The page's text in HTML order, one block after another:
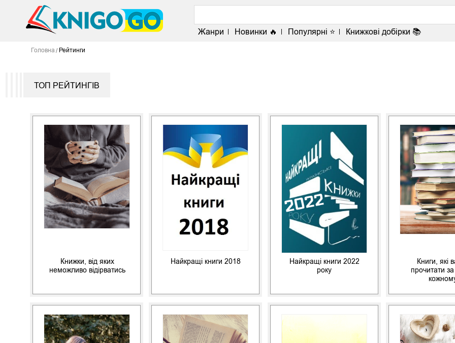
Жанри Новинки 🔥 Популярні ⭐ Книжкові добірки 📚
Головна Рейтинги
ТОП РЕЙТИНГІВ
Книжки, від яких
неможливо відірватись
Найкращі книги 2018
Найкращі книги 2022
року
Книги, які
прочитати